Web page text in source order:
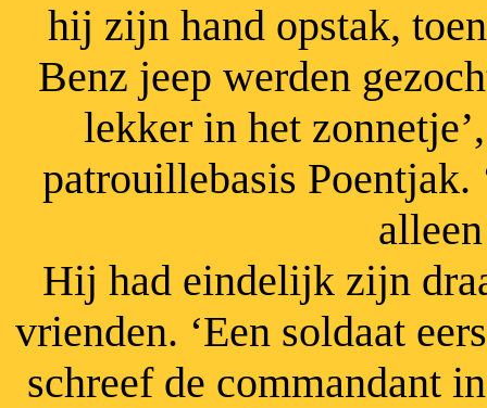
hij zijn hand opstak,
Benz jeep werden
lekker in het
patrouillebasis Poentjak.
Hij had eindelijk zijn
vrienden. ‘Een soldaat
schreef de commandant